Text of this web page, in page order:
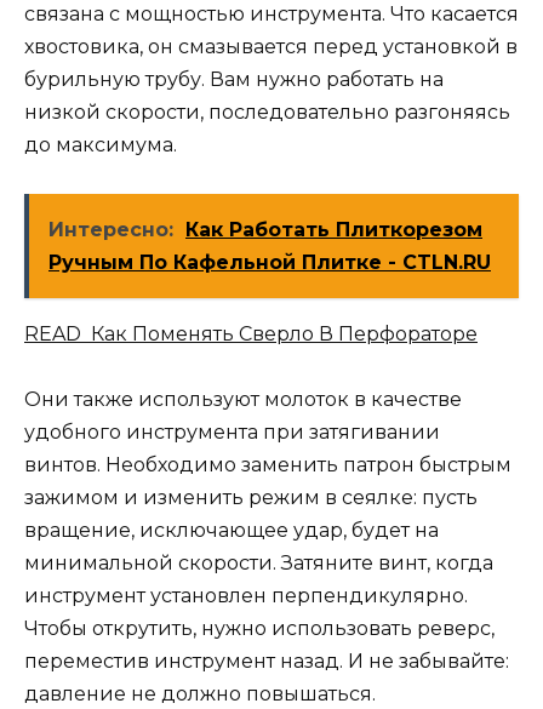
связана с мощностью инструмента. Что касается
хвостовика, он смазывается перед установкой в
​​бурильную трубу. Вам нужно работать на
низкой скорости, последовательно разгоняясь
до максимума.
Интересно: Как Работать Плиткорезом
Ручным По Кафельной Плитке - CTLN.RU
READ Как Поменять Сверло В Перфораторе
Они также используют молоток в качестве
удобного инструмента при затягивании
винтов. Необходимо заменить патрон быстрым
зажимом и изменить режим в сеялке: пусть
вращение, исключающее удар, будет на
минимальной скорости. Затяните винт, когда
инструмент установлен перпендикулярно.
Чтобы открутить, нужно использовать реверс,
переместив инструмент назад. И не забывайте:
давление не должно повышаться.